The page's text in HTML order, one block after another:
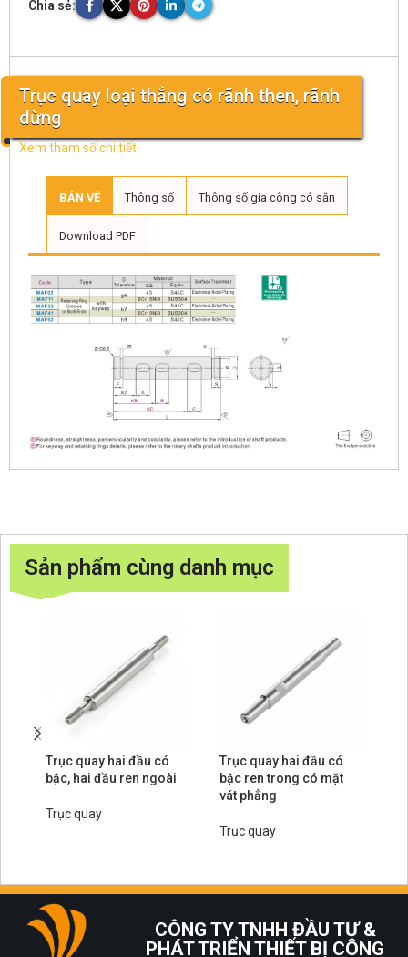
Trục quay loại thẳng có rãnh then, rãnh
dừng
Xem tham số chi tiết
BẢN VẼ Thông số Thông số gia công có sẵn
Download PDF
Chia sẻ:
Sản phẩm cùng danh mục
Trục quay hai đầu có
bậc, hai đầu ren ngoài
Trục quay
Trục quay hai đầu có
bậc ren trong có mặt
vát phẳng
Trục quay
CÔNG TY TNHH ĐẦU TƯ &
PHÁT TRIỂN THIẾT BỊ CÔNG